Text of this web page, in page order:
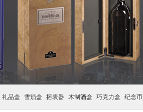
礼品盒 雪茄盒 摇表器 木制酒盒 巧克力盒 纪念